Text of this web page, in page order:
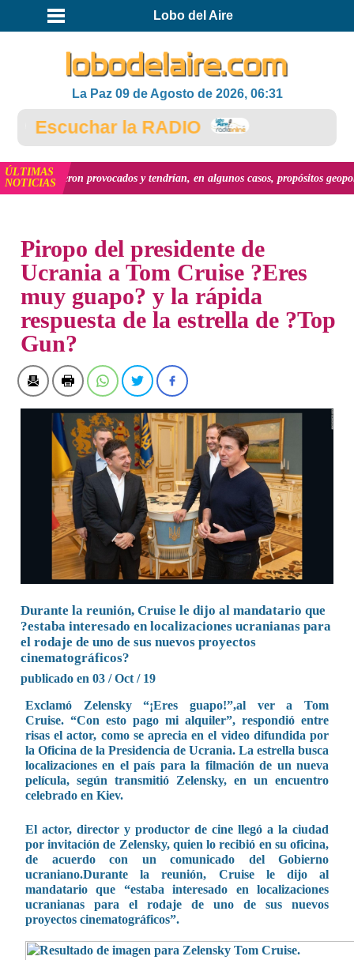
Lobo del Aire
La Paz 09 de Agosto de 2026, 06:31
Escuchar la RADIO
ÚLTIMAS
NOTICIASprovocados y tendrían, en algunos casos, propósitos geopolíticos.."
Piropo del presidente de
Ucrania a Tom Cruise ?Eres
muy guapo? y la rápida
respuesta de la estrella de ?Top
Gun?
Durante la reunión, Cruise le dijo al mandatario que
?estaba interesado en localizaciones ucranianas para
el rodaje de uno de sus nuevos proyectos
cinematográficos?
publicado en 03 / Oct / 19
Exclamó Zelensky “¡Eres guapo!”,al ver a Tom
Cruise. “Con esto pago mi alquiler”, respondió entre
risas el actor, como se aprecia en el video difundida por
la Oficina de la Presidencia de Ucrania. La estrella busca
localizaciones en el país para la filmación de un nueva
película, según transmitió Zelensky, en un encuentro
celebrado en Kiev.
El actor, director y productor de cine llegó a la ciudad
por invitación de Zelensky, quien lo recibió en su oficina,
de acuerdo con un comunicado del Gobierno
ucraniano.Durante la reunión, Cruise le dijo al
mandatario que “estaba interesado en localizaciones
ucranianas para el rodaje de uno de sus nuevos
proyectos cinematográficos”.